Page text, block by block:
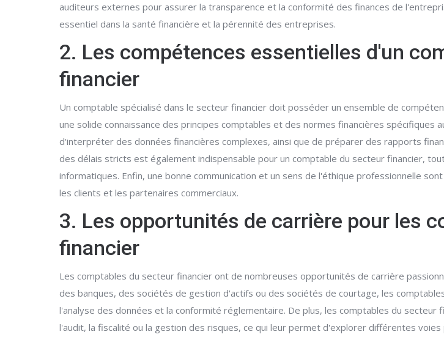
auditeurs externes pour assurer la transparence et la conformité des finances de
essentiel dans la santé financière et la pérennité des entreprises.
2. Les compétences essentielles d'un
financier
Un comptable spécialisé dans le secteur financier doit posséder un ensemble de
une solide connaissance des principes comptables et des normes financières
d'interpréter des données financières complexes, ainsi que de préparer des rapports
des délais stricts est également indispensable pour un comptable du secteur financier,
informatiques. Enfin, une bonne communication et un sens de l'éthique professionnelle
les clients et les partenaires commerciaux.
3. Les opportunités de carrière pour les
financier
Les comptables du secteur financier ont de nombreuses opportunités de carrière
des banques, des sociétés de gestion d'actifs ou des sociétés de courtage, les
l'analyse des données et la conformité réglementaire. De plus, les comptables du
l'audit, la fiscalité ou la gestion des risques, ce qui leur permet d'explorer différentes